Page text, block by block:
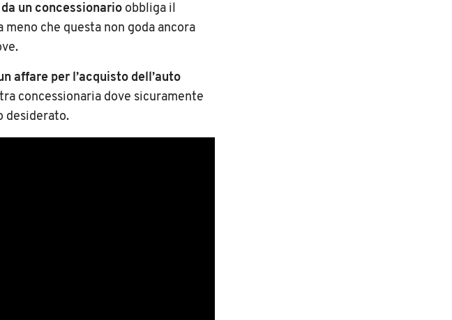
un concessionario obbliga il
che questa non goda ancora
affare per l’acquisto dell’auto
concessionaria dove sicuramente
desiderato.